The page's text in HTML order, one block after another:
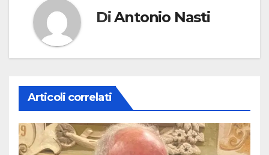
DiAntonio Nasti
Articoli correlati